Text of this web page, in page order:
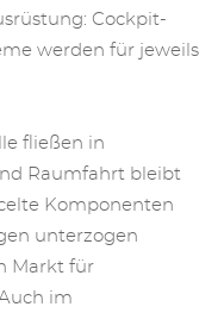
Cockpit-
werden für jeweils
fließen in
Raumfahrt bleibt
Komponenten
unterzogen
Markt für
im